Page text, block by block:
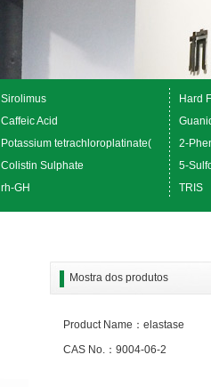
Sirolimus
Hard
Caffeic Acid
Potassium tetrachloroplatinate(
2-
Colistin Sulphate
5-
rh-GH
TRIS
Mostra dos produtos
Product Name：elastase
CAS No.：9004-06-2